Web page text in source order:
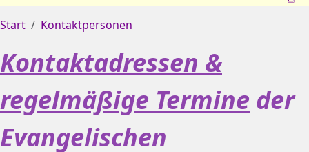
Start Kontaktpersonen
Kontaktadressen &
regelmäßige Termine der
Evangelischen